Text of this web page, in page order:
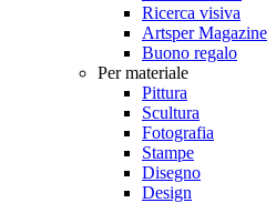
Ricerca visiva
Artsper Magazine
Buono regalo
Per materiale
Pittura
Scultura
Fotografia
Stampe
Disegno
Design